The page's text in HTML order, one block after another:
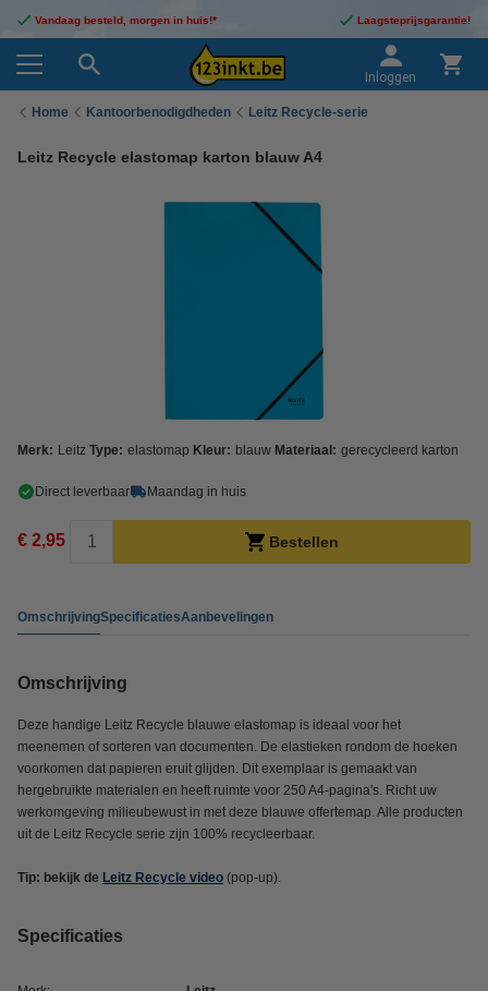
Vandaag besteld, morgen in huis!* Laagsteprijsgarantie!
Inloggen
Home Kantoorbenodigdheden Leitz Recycle-serie
Leitz Recycle elastomap karton blauw A4
Merk: Leitz Type: elastomap Kleur: blauw Materiaal: gerecycleerd karton
Direct leverbaar Maandag in huis
€ 2,95 Bestellen
OmschrijvingSpecificatiesAanbevelingen
Omschrijving
Deze handige Leitz Recycle blauwe elastomap is ideaal voor het
meenemen of sorteren van documenten. De elastieken rondom de hoeken
voorkomen dat papieren eruit glijden. Dit exemplaar is gemaakt van
hergebruikte materialen en heeft ruimte voor 250 A4-pagina's. Richt uw
werkomgeving milieubewust in met deze blauwe offertemap. Alle producten
uit de Leitz Recycle serie zijn 100% recycleerbaar.
Tip: bekijk de Leitz Recycle video (pop-up).
Specificaties